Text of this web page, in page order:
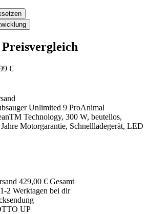
€
Unlimited 9 ProAnimal
Technology, 300 W, beutellos,
Motorgarantie, Schnellladegerät, LED
429,00 € Gesamt
2 Werktagen bei dir
UP